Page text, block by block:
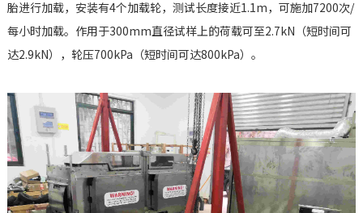
胎进行加载，安装有4个加载轮，测试长度接近1.1m，可施加7200次/
每小时加载。作用于300mm直径试样上的荷载可至2.7kN（短时间可
达2.9kN），轮压700kPa（短时间可达800kPa）。